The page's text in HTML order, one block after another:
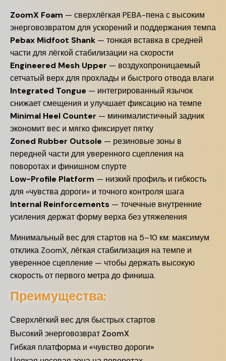
ZoomX Foam — сверхлёгкая PEBA-пена с высоким
энерговозвратом для ускорений и поддержания темпа
Pebax Midfoot Shank — тонкая вставка в средней
части для лёгкой стабилизации на скорости
Engineered Mesh Upper — воздухопроницаемый
сетчатый верх для прохлады и быстрого отвода влаги
Integrated Tongue — интегрированный язычок
снижает смещения и улучшает фиксацию на темпе
Minimal Heel Counter — минималистичный задник
экономит вес и мягко фиксирует пятку
Zoned Rubber Outsole — резиновые зоны в
передней части для уверенного сцепления на
поворотах и финишном спурте
Low-Profile Platform — низкий профиль и гибкость
для «чувства дороги» и точного контроля шага
Internal Reinforcements — точечные внутренние
усиления держат форму верха без утяжеления
Минимальный вес для стартов на 5–10 км: максимум
отклика ZoomX, лёгкая стабилизация на темпе и
уверенное сцепление — чтобы держать высокую
скорость от первого метра до финиша.
Преимущества:
Сверхлёгкий вес для быстрых стартов
Высокий энерговозврат ZoomX
Гибкая платформа и «чувство дороги»